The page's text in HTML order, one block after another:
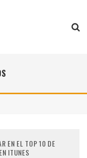
EN EL TOP 10 DE
ITUNES